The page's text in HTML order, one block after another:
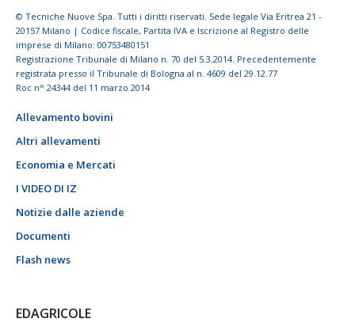
© Tecniche Nuove Spa. Tutti i diritti riservati. Sede legale Via Eritrea 21 -
20157 Milano | Codice fiscale, Partita IVA e Iscrizione al Registro delle
imprese di Milano: 00753480151
Registrazione Tribunale di Milano n. 70 del 5.3.2014. Precedentemente
registrata presso il Tribunale di Bologna al n. 4609 del 29.12.77
Roc n° 24344 del 11 marzo 2014
Allevamento bovini
Altri allevamenti
Economia e Mercati
I VIDEO DI IZ
Notizie dalle aziende
Documenti
Flash news
EDAGRICOLE